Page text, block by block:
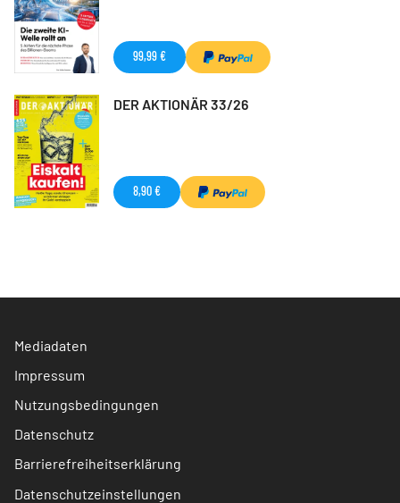
99,99 €
DER AKTIONÄR 33/26
8,90 €
Mediadaten
Impressum
Nutzungsbedingungen
Datenschutz
Barrierefreiheitserklärung
Datenschutzeinstellungen